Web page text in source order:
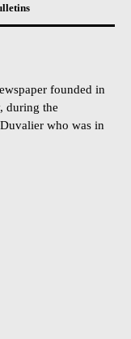
founded in
during the
who was in